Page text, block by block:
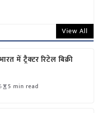
View All
में ट्रैक्टर रिटेल बिक्री
5 min read